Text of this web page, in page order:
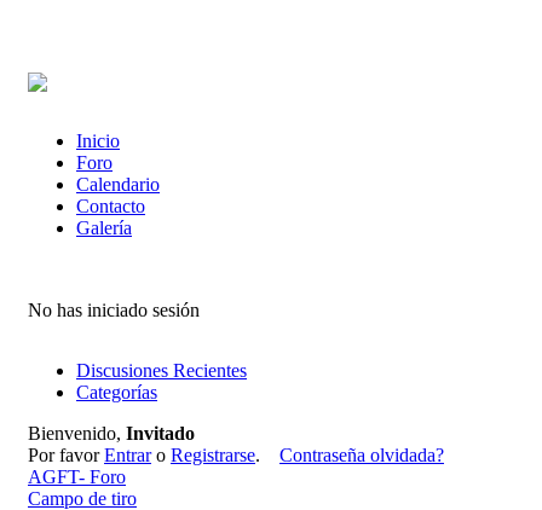
Inicio
Foro
Calendario
Contacto
Galería
No has iniciado sesión
Discusiones Recientes
Categorías
Bienvenido, Invitado
Por favorEntraro Registrarse. Contraseña olvidada?
AGFT- Foro
Campo de tiro